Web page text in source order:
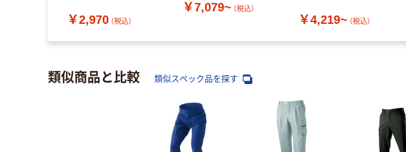
￥2,970 （税込）
￥7,079~ （税込）
￥4,219~ （税込）
類似商品と比較 類似スペック品を探す